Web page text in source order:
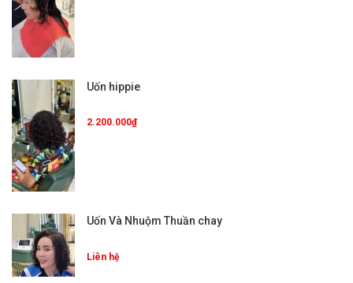
Uốn hippie
2.200.000₫
Uốn Và Nhuộm Thuần chay
Liên hệ